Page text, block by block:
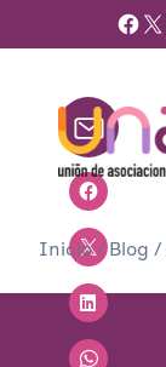
Facebook X
Inicio/Blog /